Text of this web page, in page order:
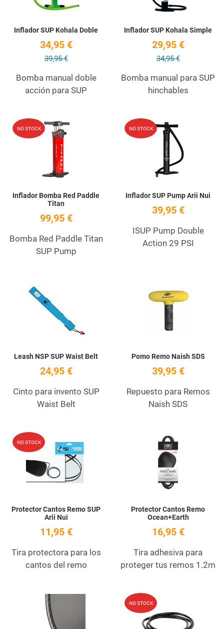
Inflador SUP Kohala Doble
34,95 €
39,95 €
Bomba manual doble
acción para SUP
Inflador SUP Kohala Simple
29,95 €
34,95 €
Bomba manual para SUP
hinchables
NO STOCK Add to Wishlist
Inflador Bomba Red Paddle
Titan
99,95 €
Bomba Red Paddle Titan
SUP Pump
NO STOCK
Inflador SUP Pump Arii Nui
39,95 €
ISUP Pump Double
Action 29 PSI
Leash NSP SUP Waist Belt
24,95 €
Cinto para invento SUP
Waist Belt
Pomo Remo Naish SDS
39,95 €
Repuesto para Remos
Naish SDS
NO STOCK Add to Wishlist
Protector Cantos Remo SUP
Arii Nui
11,95 €
Tira protectora para los
cantos del remo
Protector Cantos Remo
Ocean+Earth
16,95 €
Tira adhesiva para
proteger tus remos 1.2m
Add to Wishlist
Quick View
NO STOCK